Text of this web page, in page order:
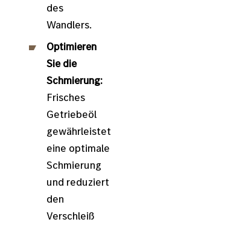
des
Wandlers.
Optimieren
Sie die
Schmierung:
Frisches
Getriebeöl
gewährleistet
eine optimale
Schmierung
und reduziert
den
Verschleiß